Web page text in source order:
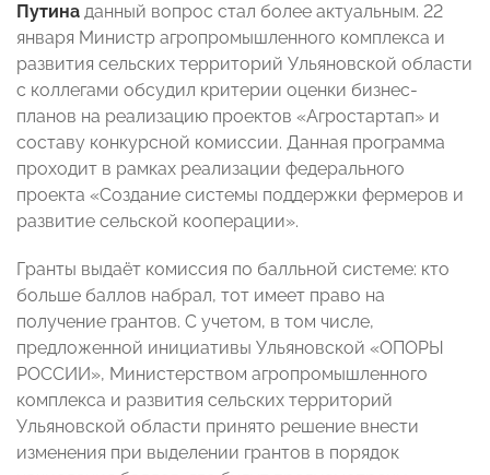
Путина данный вопрос стал более актуальным. 22
января Министр агропромышленного комплекса и
развития сельских территорий Ульяновской области
с коллегами обсудил критерии оценки бизнес-
планов на реализацию проектов «Агростартап» и
составу конкурсной комиссии. Данная программа
проходит в рамках реализации федерального
проекта «Создание системы поддержки фермеров и
развитие сельской кооперации».
Гранты выдаёт комиссия по балльной системе: кто
больше баллов набрал, тот имеет право на
получение грантов. С учетом, в том числе,
предложенной инициативы Ульяновской «ОПОРЫ
РОССИИ», Министерством агропромышленного
комплекса и развития сельских территорий
Ульяновской области принято решение внести
изменения при выделении грантов в порядок